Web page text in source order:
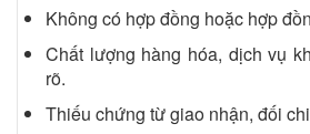
Không có hợp đồng hoặc hợp
Chất lượng hàng hóa, dịch vụ
rõ.
Thiếu chứng từ giao nhận, đối